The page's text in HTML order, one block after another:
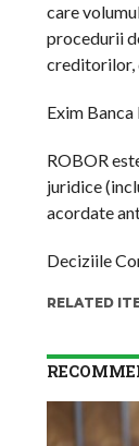
care
procedurii
creditorilor,
Exim
ROBOR
juridice
acordate
Deciziile
RELATED